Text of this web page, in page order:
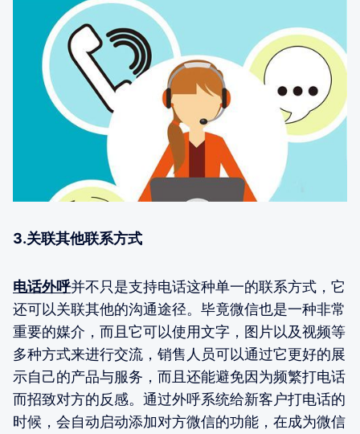
3.关联其他联系方式
电话外呼并不只是支持电话这种单一的联系方式，它
还可以关联其他的沟通途径。毕竟微信也是一种非常
重要的媒介，而且它可以使用文字，图片以及视频等
多种方式来进行交流，销售人员可以通过它更好的展
示自己的产品与服务，而且还能避免因为频繁打电话
而招致对方的反感。通过外呼系统给新客户打电话的
时候，会自动启动添加对方微信的功能，在成为微信